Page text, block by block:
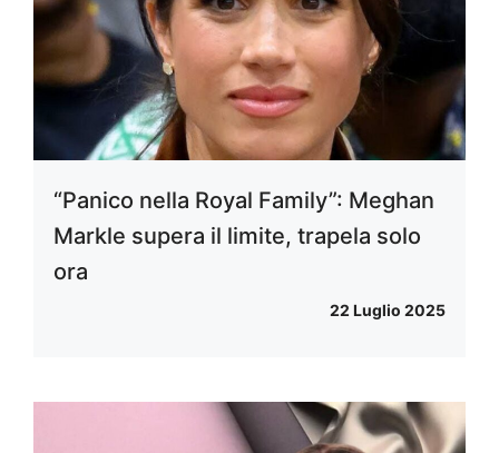
“Panico nella Royal Family”: Meghan
Markle supera il limite, trapela solo
ora
22 Luglio 2025